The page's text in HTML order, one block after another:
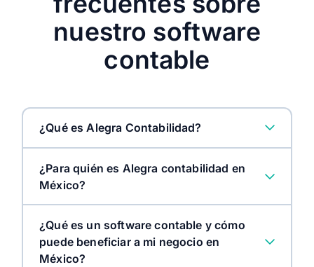
nuestro software
contable
¿Qué es Alegra Contabilidad?
¿Para quién es Alegra contabilidad en
México?
¿Qué es un software contable y cómo
puede beneficiar a mi negocio en
México?